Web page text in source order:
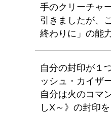
手のクリーチャ
引きましたが、
終わりに」の能
自分の封印が１
ッシュ・カイザ
自分は火のコマ
しX～》の封印